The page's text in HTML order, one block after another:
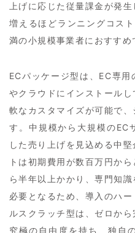
上げに応じた従量課金が発
増えるほどランニングコス
満の小規模事業者におすすめ
ECパッケージ型は、EC専
やクラウドにインストール
軟なカスタマイズが可能で
す。中規模から大規模のEC
した売り上げを見込める中
トは初期費用が数百万円か
ら半年以上かかり、専門知
必要となるため、導入のハ
ルスクラッチ型は、ゼロか
究極の自由度を持ち、独自